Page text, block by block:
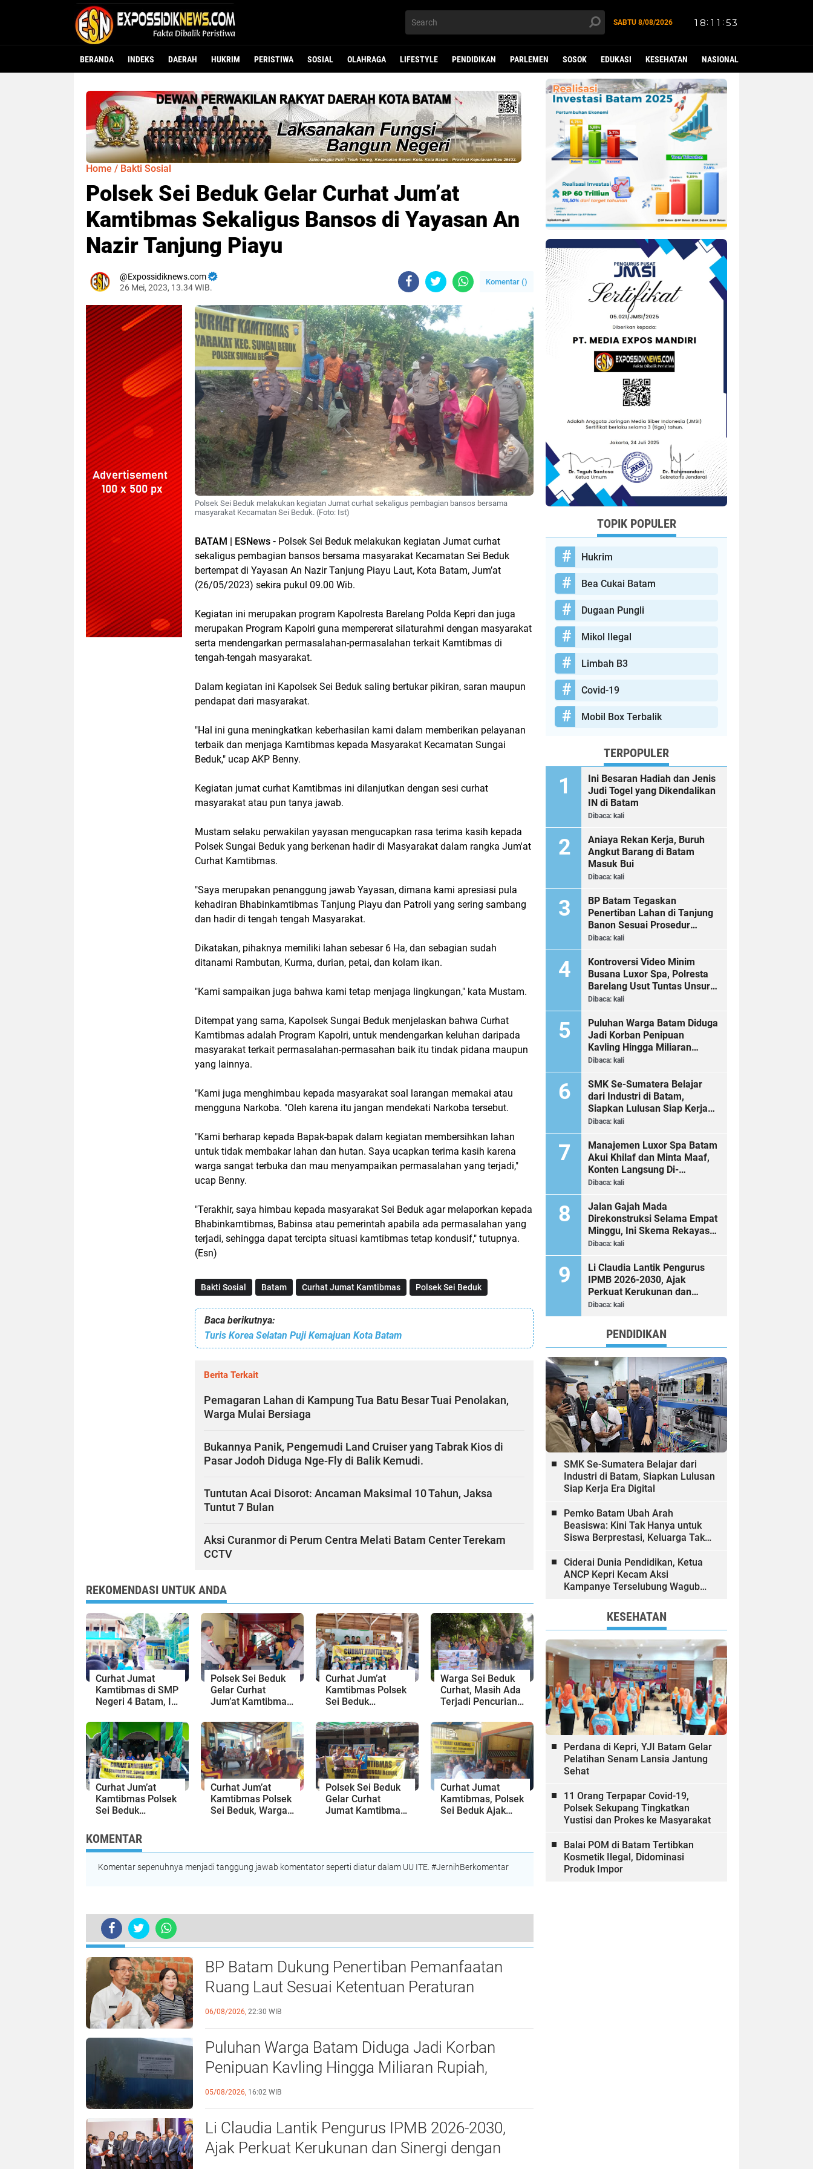
SABTU 8/08/2026
BERANDA INDEKS DAERAH HUKRIM PERISTIWA SOSIAL OLAHRAGA LIFESTYLE PENDIDIKAN PARLEMEN SOSOK EDUKASI KESEHATAN NASIONAL
Home / Bakti Sosial
Polsek Sei Beduk Gelar Curhat Jum’at
Kamtibmas Sekaligus Bansos di Yayasan An
Nazir Tanjung Piayu
Expossidiknews.com
26 Mei, 2023, 13.34 WIB.
Komentar ()
Polsek Sei Beduk melakukan kegiatan Jumat curhat sekaligus pembagian bansos bersama
masyarakat Kecamatan Sei Beduk. (Foto: Ist)
BATAM | ESNews - Polsek Sei Beduk melakukan kegiatan Jumat curhat
sekaligus pembagian bansos bersama masyarakat Kecamatan Sei Beduk
bertempat di Yayasan An Nazir Tanjung Piayu Laut, Kota Batam, Jum’at
(26/05/2023) sekira pukul 09.00 Wib.
Kegiatan ini merupakan program Kapolresta Barelang Polda Kepri dan juga
merupakan Program Kapolri guna mempererat silaturahmi dengan masyarakat
serta mendengarkan permasalahan-permasalahan terkait Kamtibmas di
tengah-tengah masyarakat.
Dalam kegiatan ini Kapolsek Sei Beduk saling bertukar pikiran, saran maupun
pendapat dari masyarakat.
"Hal ini guna meningkatkan keberhasilan kami dalam memberikan pelayanan
terbaik dan menjaga Kamtibmas kepada Masyarakat Kecamatan Sungai
Beduk," ucap AKP Benny.
Kegiatan jumat curhat Kamtibmas ini dilanjutkan dengan sesi curhat
masyarakat atau pun tanya jawab.
Mustam selaku perwakilan yayasan mengucapkan rasa terima kasih kepada
Polsek Sungai Beduk yang berkenan hadir di Masyarakat dalam rangka Jum'at
Curhat Kamtibmas.
"Saya merupakan penanggung jawab Yayasan, dimana kami apresiasi pula
kehadiran Bhabinkamtibmas Tanjung Piayu dan Patroli yang sering sambang
dan hadir di tengah tengah Masyarakat.
Dikatakan, pihaknya memiliki lahan sebesar 6 Ha, dan sebagian sudah
ditanami Rambutan, Kurma, durian, petai, dan kolam ikan.
"Kami sampaikan juga bahwa kami tetap menjaga lingkungan," kata Mustam.
Ditempat yang sama, Kapolsek Sungai Beduk menjelaskan bahwa Curhat
Kamtibmas adalah Program Kapolri, untuk mendengarkan keluhan daripada
masyarakat terkait permasalahan-permasahan baik itu tindak pidana maupun
yang lainnya.
"Kami juga menghimbau kepada masyarakat soal larangan memakai atau
mengguna Narkoba. "Oleh karena itu jangan mendekati Narkoba tersebut.
"Kami berharap kepada Bapak-bapak dalam kegiatan membersihkan lahan
untuk tidak membakar lahan dan hutan. Saya ucapkan terima kasih karena
warga sangat terbuka dan mau menyampaikan permasalahan yang terjadi,"
ucap Benny.
"Terakhir, saya himbau kepada masyarakat Sei Beduk agar melaporkan kepada
Bhabinkamtibmas, Babinsa atau pemerintah apabila ada permasalahan yang
terjadi, sehingga dapat tercipta situasi kamtibmas tetap kondusif," tutupnya.
(Esn)
Bakti Sosial Batam Curhat Jumat Kamtibmas Polsek Sei Beduk
Baca berikutnya:
Turis Korea Selatan Puji Kemajuan Kota Batam
Berita Terkait
Pemagaran Lahan di Kampung Tua Batu Besar Tuai Penolakan,
Warga Mulai Bersiaga
Bukannya Panik, Pengemudi Land Cruiser yang Tabrak Kios di
Pasar Jodoh Diduga Nge-Fly di Balik Kemudi.
Tuntutan Acai Disorot: Ancaman Maksimal 10 Tahun, Jaksa
Tuntut 7 Bulan
Aksi Curanmor di Perum Centra Melati Batam Center Terekam
CCTV
REKOMENDASI UNTUK ANDA
Curhat Jumat
Kamtibmas di SMP
Negeri 4 Batam, Ini
Sei Beduk
Polsek Sei Beduk
Gelar Curhat
Jum’at Kamtibmas
Masyarakat Rusun
Otorita Batam
Curhat Jum’at
Kamtibmas Polsek
Sei Beduk
Masyarakat
Jama'ah An-Nazir
Piayu Laut
Warga Sei Beduk
Curhat, Masih Ada
Terjadi Pencurian
Curhat Jum’at
Kamtibmas Polsek
Sei Beduk
Masyarakat di
Mesjid Al-Baqa
Bukit Kemuning
Curhat Jum’at
Kamtibmas Polsek
Sei Beduk, Warga
Wilayahnya
Polsek Sei Beduk
Gelar Curhat
Jumat Kamtibmas
Curhat Jumat
Kamtibmas, Polsek
Sei Beduk Ajak
KOMENTAR
Komentar sepenuhnya menjadi tanggung jawab komentator seperti diatur dalam UU ITE. #JernihBerkomentar
Polsek Sei Beduk Gelar Curhat Jum’at Kamtibmas Sekaligus Bansos di Yayasan An Nazir Tanjung Piayu
TERKINI
BP Batam Dukung Penertiban Pemanfaatan
Ruang Laut Sesuai Ketentuan Peraturan
Perundang-undangan
06/08/2026, 22:30 WIB
Puluhan Warga Batam Diduga Jadi Korban
Penipuan Kavling Hingga Miliaran Rupiah,
Laporan ke Polda Kepri Jalan di Tempat?
05/08/2026, 16:02 WIB
Li Claudia Lantik Pengurus IPMB 2026-2030,
Ajak Perkuat Kerukunan dan Sinergi dengan
TOPIK POPULER
Hukrim
Bea Cukai Batam
Dugaan Pungli
Mikol Ilegal
Limbah B3
Covid-19
Mobil Box Terbalik
TERPOPULER
Ini Besaran Hadiah dan Jenis
Judi Togel yang Dikendalikan
IN di Batam
Dibaca: kali
Aniaya Rekan Kerja, Buruh
Angkut Barang di Batam
Masuk Bui
Dibaca: kali
BP Batam Tegaskan
Penertiban Lahan di Tanjung
Banon Sesuai Prosedur
Hukum
Dibaca: kali
Kontroversi Video Minim
Busana Luxor Spa, Polresta
Barelang Usut Tuntas Unsur
Pelanggaran Hukum
Dibaca: kali
Puluhan Warga Batam Diduga
Jadi Korban Penipuan
Kavling Hingga Miliaran
Rupiah, Laporan ke Polda
Dibaca: kali
SMK Se-Sumatera Belajar
dari Industri di Batam,
Siapkan Lulusan Siap Kerja
Era Digital
Dibaca: kali
Manajemen Luxor Spa Batam
Akui Khilaf dan Minta Maaf,
Konten Langsung Di-
Takedown
Dibaca: kali
Jalan Gajah Mada
Direkonstruksi Selama Empat
Minggu, Ini Skema Rekayasa
Lalu Lintasnya
Dibaca: kali
Li Claudia Lantik Pengurus
IPMB 2026-2030, Ajak
Perkuat Kerukunan dan
Sinergi dengan Pemko Batam
Dibaca: kali
PENDIDIKAN
SMK Se-Sumatera Belajar dari
Industri di Batam, Siapkan Lulusan
Siap Kerja Era Digital
Pemko Batam Ubah Arah
Beasiswa: Kini Tak Hanya untuk
Siswa Berprestasi, Keluarga Tak
Dibiayai
Ciderai Dunia Pendidikan, Ketua
ANCP Kepri Kecam Aksi
Kampanye Terselubung Wagub
KESEHATAN
Perdana di Kepri, YJI Batam Gelar
Pelatihan Senam Lansia Jantung
Sehat
11 Orang Terpapar Covid-19,
Polsek Sekupang Tingkatkan
Yustisi dan Prokes ke Masyarakat
Balai POM di Batam Tertibkan
Kosmetik Ilegal, Didominasi
Produk Impor